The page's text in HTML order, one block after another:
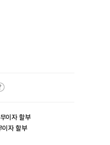
이자 할부
이자 할부